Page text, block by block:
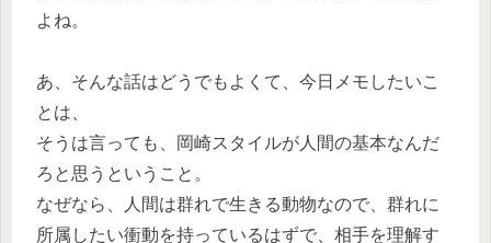
よね。
あ、そんな話はどうでもよくて、今日メモしたいこ
とは、
そうは言っても、岡崎スタイルが人間の基本なんだ
ろと思うということ。
なぜなら、人間は群れで生きる動物なので、群れに
所属したい衝動を持っているはずで、相手を理解す